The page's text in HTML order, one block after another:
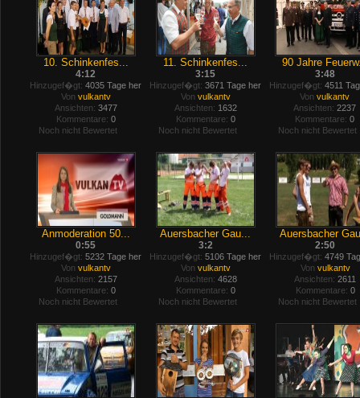
10. Schinkenfes...
4:12
Hinzugef�gt: 4035 Tage her
Von vulkantv
Ansichten: 3477
Kommentare: 0
Noch nicht Bewertet
11. Schinkenfes...
3:15
Hinzugef�gt: 3671 Tage her
Von vulkantv
Ansichten: 1632
Kommentare: 0
Noch nicht Bewertet
90 Jahre
3:48
Hinzugef�gt: 4511
Von vulkantv
Ansichten: 2237
Kommentare: 0
Noch nicht Bewertet
Anmoderation 50...
0:55
Hinzugef�gt: 5232 Tage her
Von vulkantv
Ansichten: 2157
Kommentare: 0
Noch nicht Bewertet
Auersbacher Gau...
3:2
Hinzugef�gt: 5106 Tage her
Von vulkantv
Ansichten: 4628
Kommentare: 0
Noch nicht Bewertet
Auersbacher
2:50
Hinzugef�gt: 4749
Von vulkantv
Ansichten: 2611
Kommentare: 0
Noch nicht Bewertet